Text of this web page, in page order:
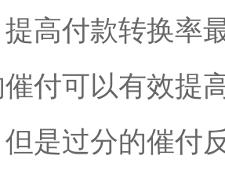
提高付款转换率
付可以有效提
是过分的催付